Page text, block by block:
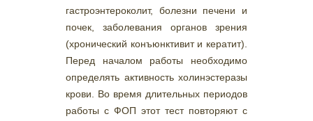
гастроэнтероколит, болезни печени и
почек, заболевания органов зрения
(хронический конъюнктивит и кератит).
Перед началом работы необходимо
определять активность холинэстеразы
крови. Во время длительных периодов
работы с ФОП этот тест повторяют с